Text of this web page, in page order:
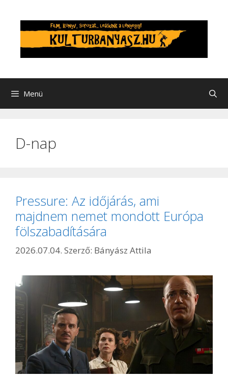
tartalomba
Menü
D-nap
Pressure: Az időjárás, ami
majdnem nemet mondott Európa
fölszabadítására
2026.07.04. Szerző: Bányász Attila